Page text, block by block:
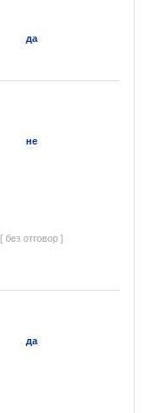
да
не
[ без отговор ]
да